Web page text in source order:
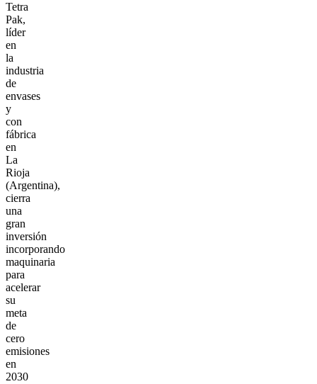
Tetra
Pak,
líder
en
la
industria
de
envases
y
con
fábrica
en
La
Rioja
(Argentina),
cierra
una
gran
inversión
incorporando
maquinaria
para
acelerar
su
meta
de
cero
emisiones
en
2030